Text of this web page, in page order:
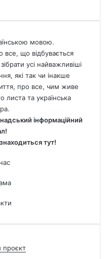
мовою.
все, що відбувається
усі найважливіші
які так чи інакше
про все, чим живе
листа та українська
інформаційний
тут!
проєкт